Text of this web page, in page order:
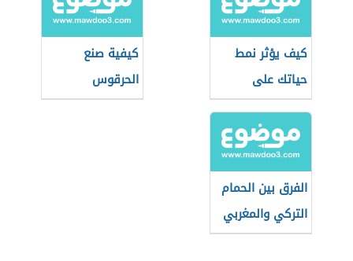
كيف يؤثر نمط
حياتك على
طاقتك الإيجابية؟
كيفية صنع
الحرقوس
التونسي
الفرق بين الحمام
التركي والمغربي